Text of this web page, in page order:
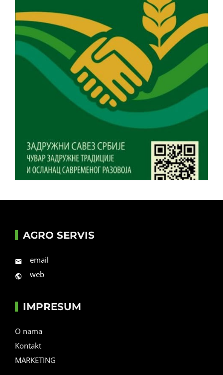
AGRO SERVIS
email
web
IMPRESUM
O nama
Kontakt
MARKETING